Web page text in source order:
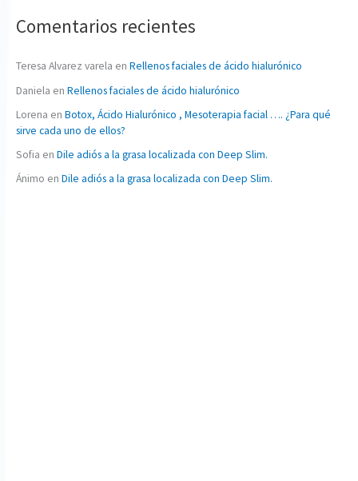
Comentarios recientes
Teresa Alvarez varela en Rellenos faciales de ácido hialurónico
Daniela en Rellenos faciales de ácido hialurónico
Lorena en Botox, Ácido Hialurónico , Mesoterapia facial …. ¿Para qué
sirve cada uno de ellos?
Sofia en Dile adiós a la grasa localizada con Deep Slim.
Ánimo en Dile adiós a la grasa localizada con Deep Slim.